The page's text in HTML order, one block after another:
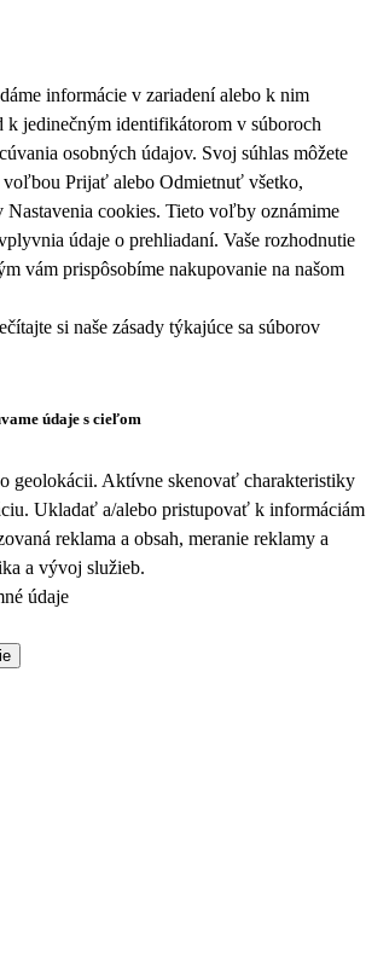
informácie v zariadení alebo k nim
k jedinečným identifikátorom v súboroch
osobných údajov. Svoj súhlas môžete
Prijať alebo Odmietnuť všetko,
Nastavenia cookies. Tieto voľby oznámime
údaje o prehliadaní. Vaše rozhodnutie
vám prispôsobíme nakupovanie na našom
si naše zásady týkajúce sa súborov
údaje s cieľom
geolokácii. Aktívne skenovať charakteristiky
Ukladať a/alebo pristupovať k informáciám
reklama a obsah, meranie reklamy a
a vývoj služieb.
údaje